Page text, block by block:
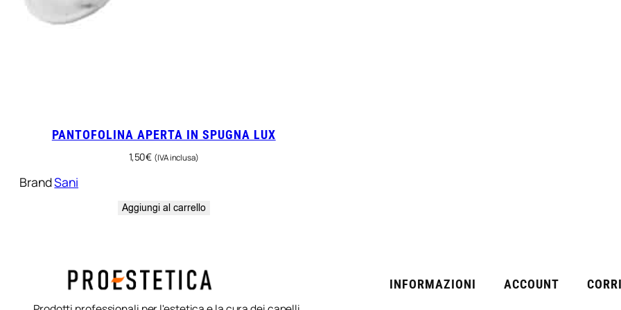
PANTOFOLINA APERTA IN SPUGNA LUX
1,50€ (IVA inclusa)
BrandSani
Aggiungi al carrello
INFORMAZIONI ACCOUNT